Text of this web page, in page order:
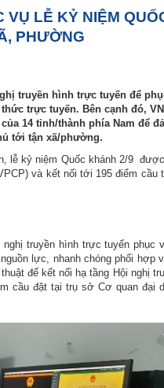
VỤ LỄ KỶ NIỆM
PHƯỜNG
truyền hình trực tuyến để
trực tuyến. Bên cạnh đó,
14 tỉnh/thành phía Nam để
tới tận xã/phường.
lễ kỷ niệm Quốc khánh 2/9
và kết nối tới 195 điểm cầu
truyền hình trực tuyến phục
lực, nhanh chóng phối hợp
để kết nối hạ tầng Hội nghị
cầu đặt tại trụ sở Cơ quan đại